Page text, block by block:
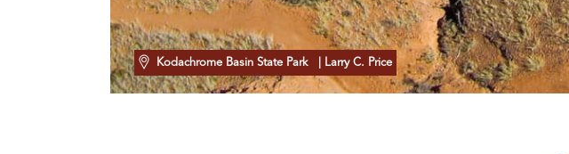
Kodachrome Basin State Park | Larry C. Price